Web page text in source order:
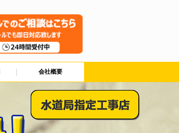
会社概要